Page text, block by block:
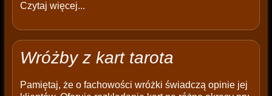
Czytaj więcej...
Wróżby z kart tarota
Pamiętaj, że o fachowości wróżki świadczą opinie jej